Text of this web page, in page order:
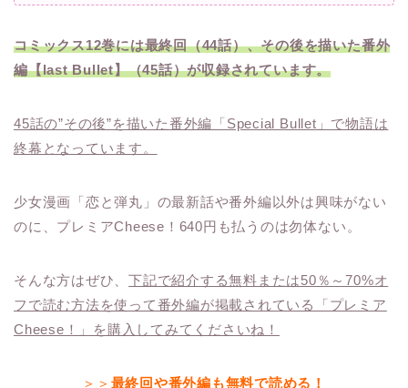
コミックス12巻には最終回（44話）、その後を描いた番外
編【last Bullet】（45話）が収録されています。
45話の”その後”を描いた番外編「Special Bullet」で物語は
終幕となっています。
少女漫画「恋と弾丸」の最新話や番外編以外は興味がない
のに、プレミアCheese！640円も払うのは勿体ない。
そんな方はぜひ、下記で紹介する無料または50％～70%オ
フで読む方法を使って番外編が掲載されている「プレミア
Cheese！」を購入してみてくださいね！
＞＞ 最終回や番外編も無料で読める！